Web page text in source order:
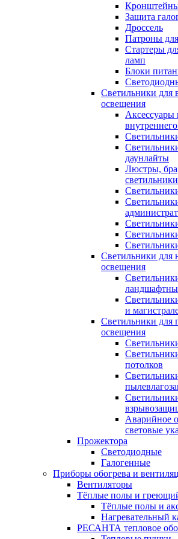
Защита
Дроссель
Патроны
Стартеры
ламп
Блоки
Светильники для
освещения
Аксессуары
даунлайты
Люстры,
светильники
Светильники для
освещения
и
Светильники для
освещения
потолков
Аварийное
световые
Прожектора
Светодиодные
Галогенные
Приборы обогрева и
Вентиляторы
Тёплые полы и
Тёплые полы и
Нагревательный
РЕСАНТА тепловое